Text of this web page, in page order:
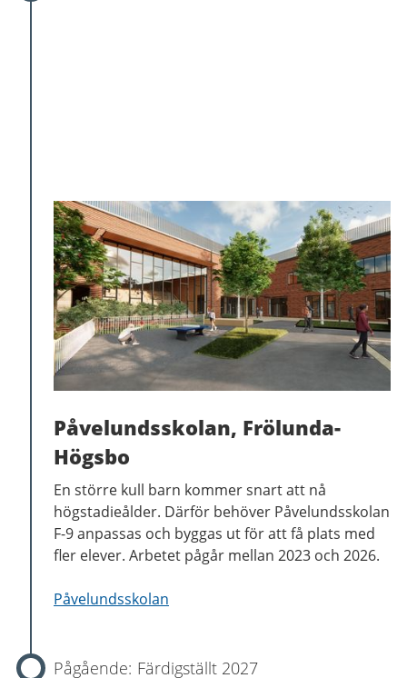
Påvelundsskolan, Frölunda-
Högsbo
En större kull barn kommer snart att nå
högstadieålder. Därför behöver Påvelundsskolan
F-9 anpassas och byggas ut för att få plats med
fler elever. Arbetet pågår mellan 2023 och 2026.
Påvelundsskolan
Färdigställt 2027